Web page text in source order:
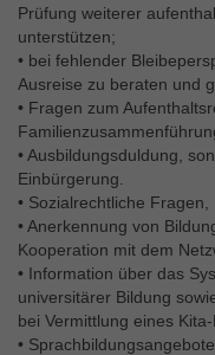
Prüfung weiterer
unterstützen;
• bei fehlender
Ausreise zu beraten und
• Fragen zum
• Ausbildungsduldung,
Einbürgerung.
• Sozialrechtliche
• Anerkennung von
Kooperation mit dem
• Information über das
universitärer Bildung
bei Vermittlung eines
•